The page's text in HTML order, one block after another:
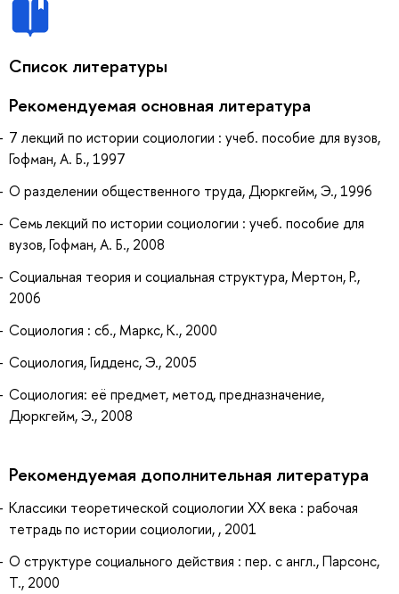
Список литературы
Рекомендуемая основная литература
7 лекций по истории социологии : учеб. пособие для вузов,
Гофман, А. Б., 1997
О разделении общественного труда, Дюркгейм, Э., 1996
Семь лекций по истории социологии : учеб. пособие для
вузов, Гофман, А. Б., 2008
Социальная теория и социальная структура, Мертон, Р.,
2006
Социология : сб., Маркс, К., 2000
Социология, Гидденс, Э., 2005
Социология: её предмет, метод, предназначение,
Дюркгейм, Э., 2008
Рекомендуемая дополнительная литература
Классики теоретической социологии ХХ века : рабочая
тетрадь по истории социологии, , 2001
О структуре социального действия : пер. с англ., Парсонс,
Т., 2000